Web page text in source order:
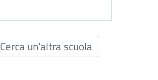
Cerca un'altra scuola